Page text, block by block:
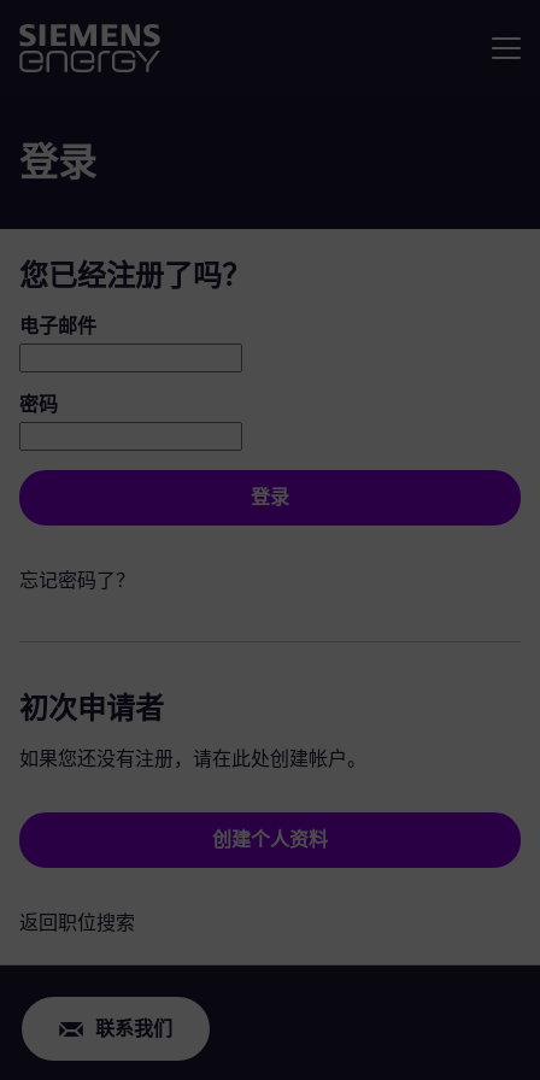
登录
您已经注册了吗？
登录：用户和密码
电子邮件
密码
登录
忘记密码了？
初次申请者
如果您还没有注册，请在此处创建帐户。
创建个人资料
返回职位搜索
联系我们